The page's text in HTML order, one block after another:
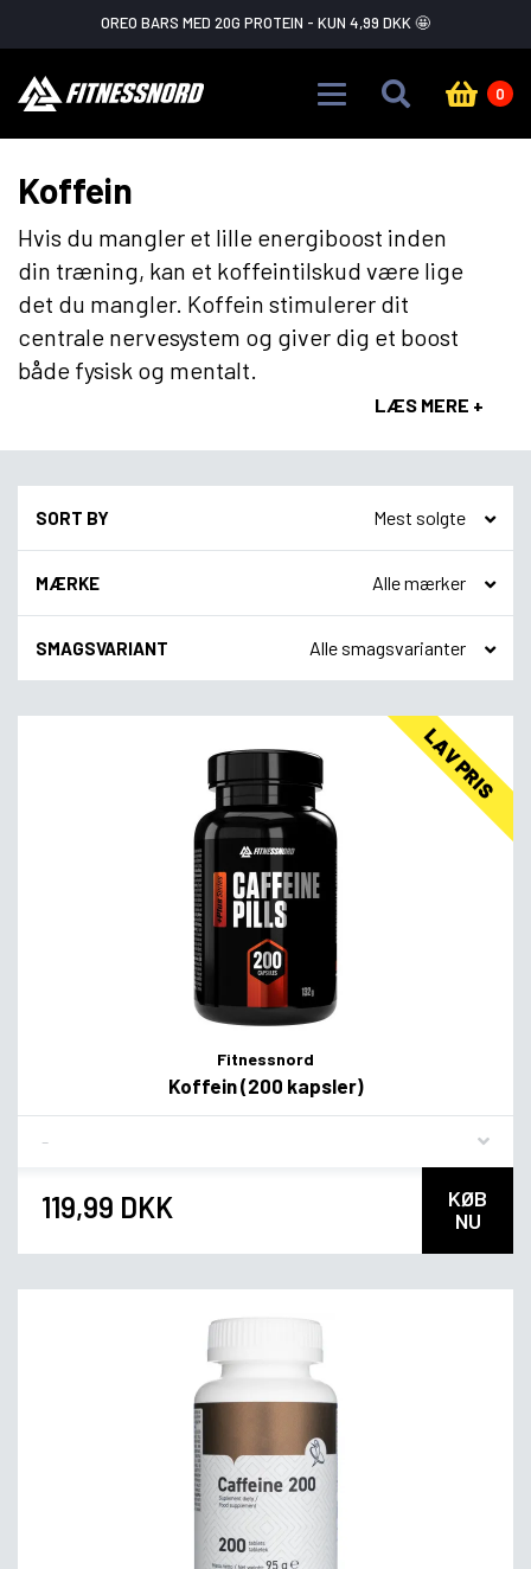
Skip to main contentOREO BARS MED 20G PROTEIN - KUN 4,99 DKK 🤩
0
Koffein
Hvis du mangler et lille energiboost inden
din træning, kan et koffeintilskud være lige
det du mangler. Koffein stimulerer dit
centrale nervesystem og giver dig et boost
både fysisk og mentalt.
LÆS MERE +
SORT BY
MÆRKE
SMAGSVARIANT
LAV PRIS
Fitnessnord
Koffein (200 kapsler)
119,99 DKK
KØB
NU